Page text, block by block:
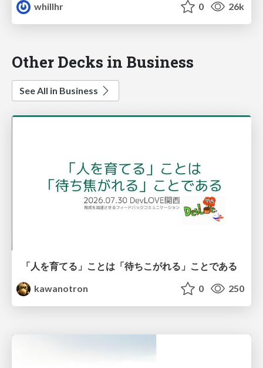
whillhr
0 26k
Other Decks in Business
See All in Business
「人を育てる」ことは「待ちこがれる」ことである
kawanotron
0 250